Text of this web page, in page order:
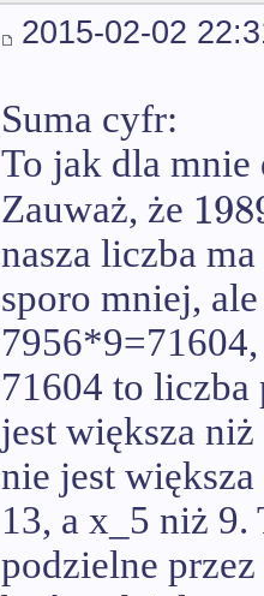
2015-02-02
Suma cyfr:
To jak dla mnie
Zauważ, że
nasza liczba
sporo mniej,
71604 to
jest większa
nie jest
13, a x_5 niż 9.
podzielne